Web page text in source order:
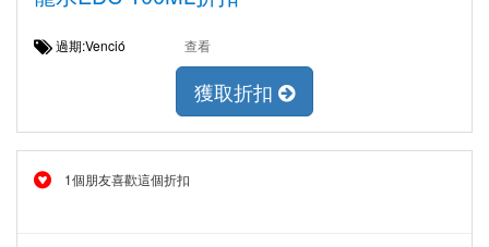
過期:Venció 查看
獲取折扣
1個朋友喜歡這個折扣